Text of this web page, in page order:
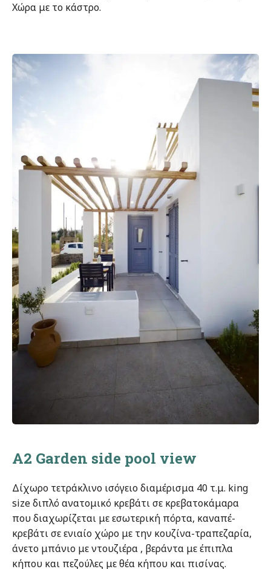
Χώρα με το κάστρο.
A2 Garden side pool view
Δίχωρο τετράκλινο ισόγειο διαμέρισμα 40 τ.μ. king
size διπλό ανατομικό κρεβάτι σε κρεβατοκάμαρα
που διαχωρίζεται με εσωτερική πόρτα, καναπέ-
κρεβάτι σε ενιαίο χώρο με την κουζίνα-τραπεζαρία,
άνετο μπάνιο με ντουζιέρα , βεράντα με έπιπλα
κήπου και πεζούλες με θέα κήπου και πισίνας.